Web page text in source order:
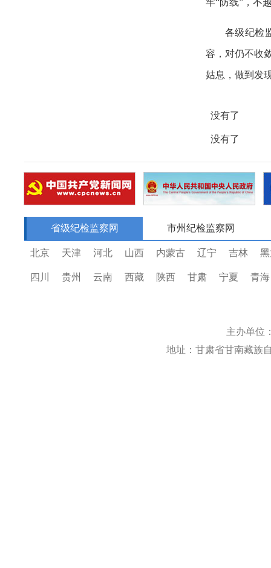
牢“防线”，不
各级纪检
容，对仍不收
姑息，做到发
没有了
没有了
省级纪检监察网 市州纪检监察网
北京 天津 河北 山西 内蒙古 辽宁 吉林
四川 贵州 云南 西藏 陕西 甘肃 宁夏 青海
主办单位
地址：甘肃省甘南藏族